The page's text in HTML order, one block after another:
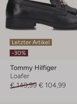
Letzter Artikel
-30%
Tommy Hilfiger
Loafer
€ 149,99 € 104,99